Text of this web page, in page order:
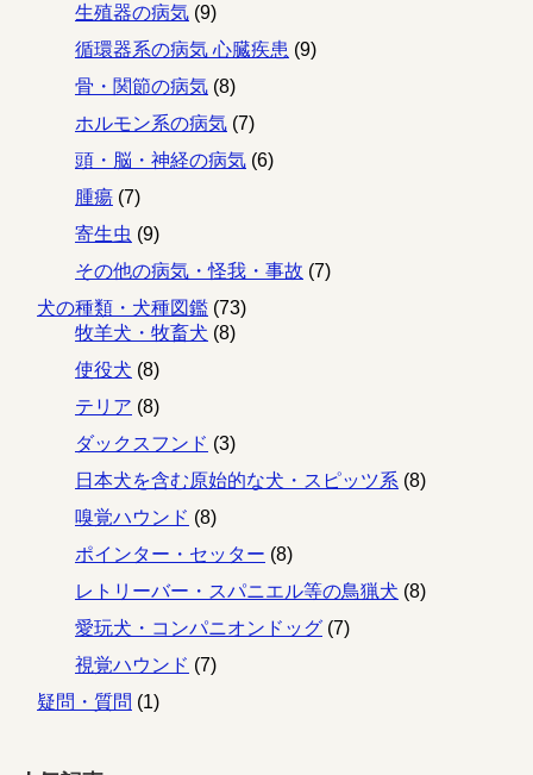
生殖器の病気 (9)
循環器系の病気 心臓疾患 (9)
骨・関節の病気 (8)
ホルモン系の病気 (7)
頭・脳・神経の病気 (6)
腫瘍 (7)
寄生虫 (9)
その他の病気・怪我・事故 (7)
犬の種類・犬種図鑑 (73)
牧羊犬・牧畜犬 (8)
使役犬 (8)
テリア (8)
ダックスフンド (3)
日本犬を含む原始的な犬・スピッツ系 (8)
嗅覚ハウンド (8)
ポインター・セッター (8)
レトリーバー・スパニエル等の鳥猟犬 (8)
愛玩犬・コンパニオンドッグ (7)
視覚ハウンド (7)
疑問・質問 (1)